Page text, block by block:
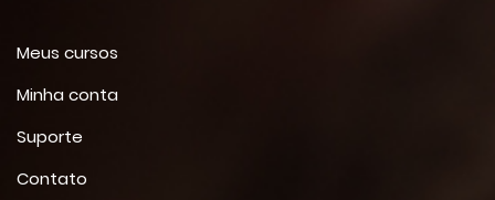
Meus cursos
Minha conta
Suporte
Contato